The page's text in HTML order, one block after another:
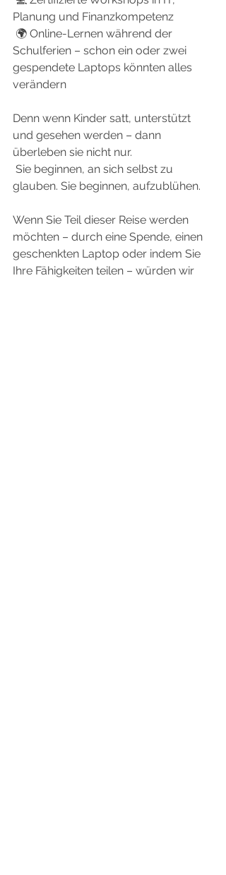
Planung und Finanzkompetenz
Schulferien – schon ein oder zwei
gespendete Laptops könnten alles
verändern
Denn wenn Kinder satt, unterstützt
und gesehen werden – dann
überleben sie nicht nur.
glauben. Sie beginnen, aufzublühen.
Wenn Sie Teil dieser Reise werden
möchten – durch eine Spende, einen
geschenkten Laptop oder indem Sie
Ihre Fähigkeiten teilen – würden wir